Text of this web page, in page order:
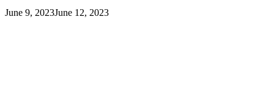
June 9, 2023June 12, 2023